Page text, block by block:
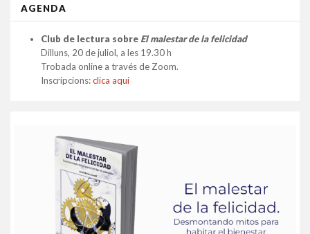
AGENDA
Club de lectura sobre El malestar de la felicidad
Dilluns, 20 de juliol, a les 19.30 h
Trobada online a través de Zoom.
Inscripcions:clica aquí